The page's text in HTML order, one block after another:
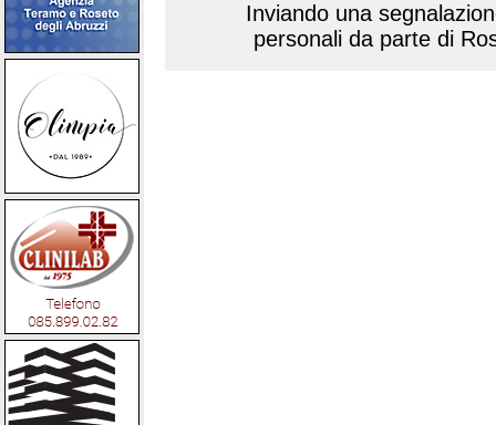
Inviando una
personali da parte di